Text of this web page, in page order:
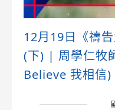
12月19日《禱
(下) | 周學仁牧
Believe 我相信)